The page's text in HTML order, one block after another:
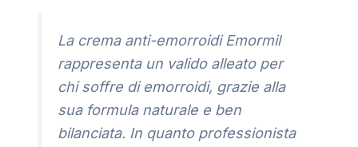
La crema anti-emorroidi Emormil
rappresenta un valido alleato per
chi soffre di emorroidi, grazie alla
sua formula naturale e ben
bilanciata. In quanto professionista